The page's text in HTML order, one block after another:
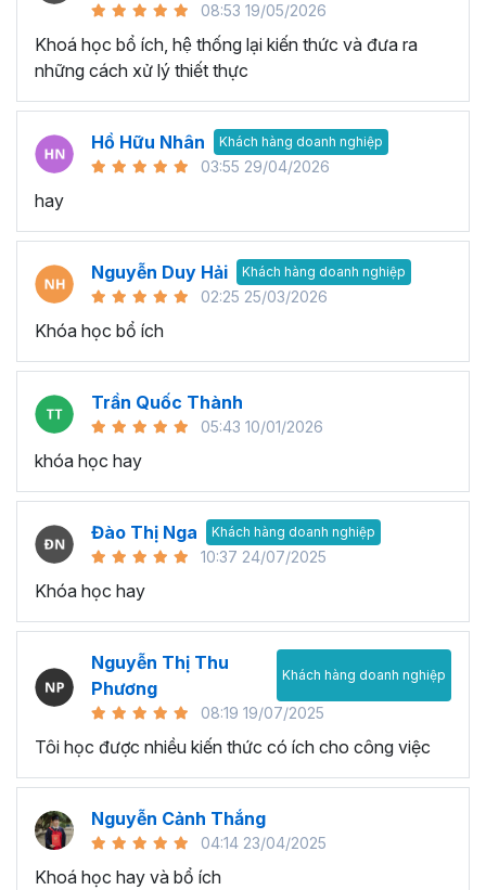
08:53 19/05/2026
Khoá học bổ ích, hệ thống lại kiến thức và đưa ra
những cách xử lý thiết thực
Hồ Hữu Nhân Khách hàng doanh nghiệp
03:55 29/04/2026
hay
Nguyễn Duy Hải Khách hàng doanh nghiệp
02:25 25/03/2026
Khóa học bổ ích
Trần Quốc Thành
05:43 10/01/2026
khóa học hay
Đào Thị Nga Khách hàng doanh nghiệp
10:37 24/07/2025
Khóa học hay
Nguyễn Thị Thu
Phương
Khách hàng doanh nghiệp
08:19 19/07/2025
Tôi học được nhiều kiến thức có ích cho công việc
Nguyễn Cảnh Thắng
04:14 23/04/2025
Khoá học hay và bổ ích